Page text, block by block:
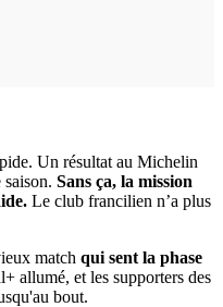
Un résultat au Michelin
Sans ça, la mission
Le club francilien n’a plus
match qui sent la phase
allumé, et les supporters des
bout.